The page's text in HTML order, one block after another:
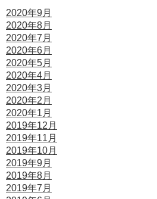
2020年9月
2020年8月
2020年7月
2020年6月
2020年5月
2020年4月
2020年3月
2020年2月
2020年1月
2019年12月
2019年11月
2019年10月
2019年9月
2019年8月
2019年7月